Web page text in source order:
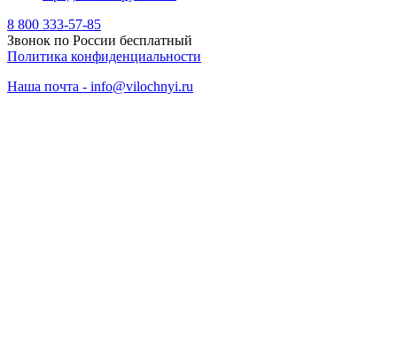
8 800 333-57-85
Звонок по России бесплатный
Политика конфиденциальности
Наша почта - info@vilochnyi.ru